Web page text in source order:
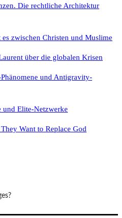
Die rechtliche Architektur
zwischen Christen und Muslime
über die globalen Krisen
und Antigravity-
und Elite-Netzwerke
Want to Replace God